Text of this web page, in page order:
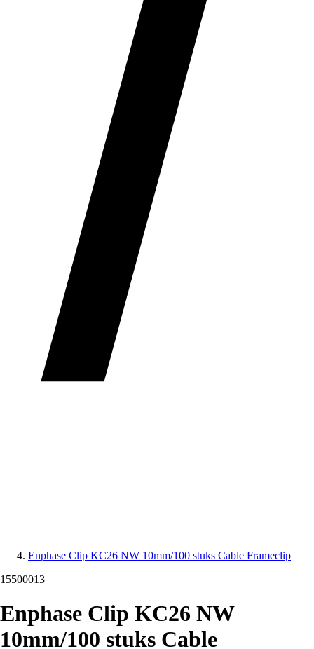
Enphase Clip KC26 NW 10mm/100 stuks Cable Frameclip
15500013
Enphase Clip KC26 NW
10mm/100 stuks Cable